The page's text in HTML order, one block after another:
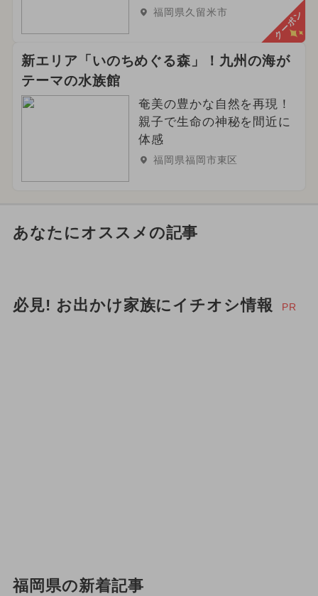
福岡県久留米市 クーポン
新エリア「いのちめぐる森」！九州の海が
テーマの水族館
奄美の豊かな自然を再現！
親子で生命の神秘を間近に
体感
福岡県福岡市東区
あなたにオススメの記事
必見! お出かけ家族にイチオシ情報 PR
福岡県の新着記事